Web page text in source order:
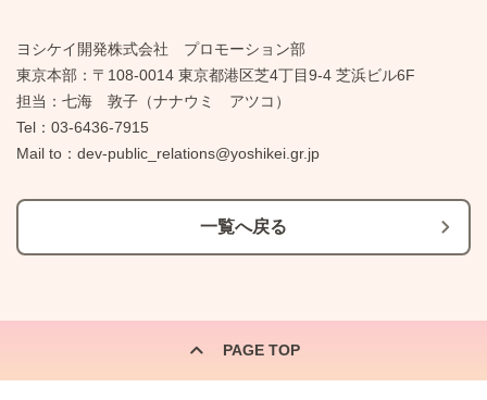
ヨシケイ開発株式会社 プロモーション部
東京本部：〒108-0014 東京都港区芝4丁目9-4 芝浜ビル6F
担当：七海 敦子（ナナウミ アツコ）
Tel：03-6436-7915
Mail to：dev-public_relations@yoshikei.gr.jp
一覧へ戻る
PAGE TOP